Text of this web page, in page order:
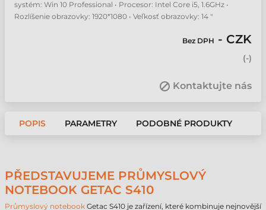
systém: Win 10 Professional • Procesor: Intel Core i5, 1.6GHz •
Rozlíšenie obrazovky: 1920*1080 • Veľkosť obrazovky: 14 "
Bez DPH - CZK
(-)
Kontaktujte nás
POPIS PARAMETRY PODOBNÉ PRODUKTY
PŘEDSTAVUJEME PRŮMYSLOVÝ
NOTEBOOK GETAC S410
Průmyslový notebook Getac S410 je zařízení, které kombinuje nejnovější